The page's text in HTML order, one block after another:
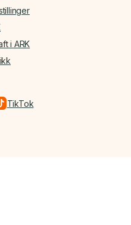
i ARK
TikTok